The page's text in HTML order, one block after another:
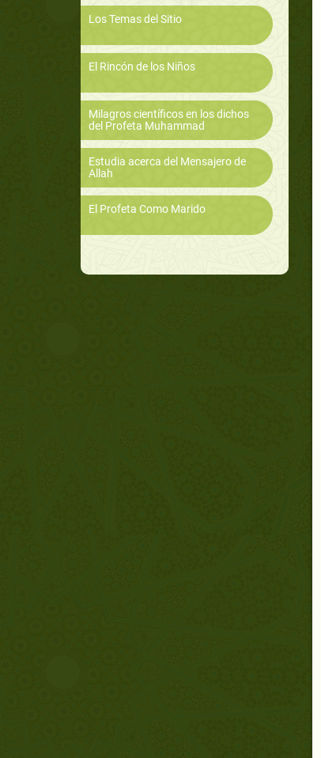
Los Temas del Sitio
El Rincón de los Niños
Milagros científicos en los dichos
del Profeta Muhammad
Estudia acerca del Mensajero de
Allah
El Profeta Como Marido